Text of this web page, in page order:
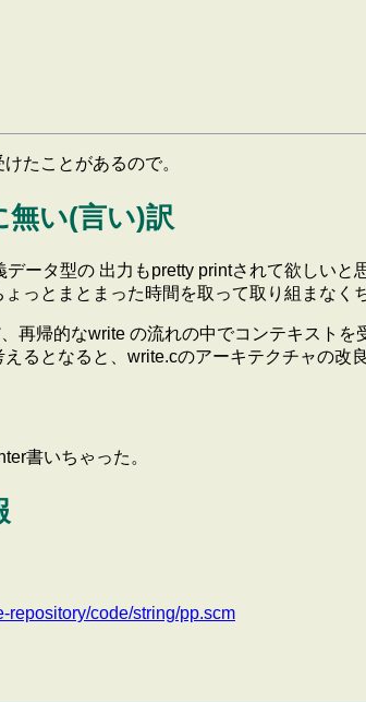
たことがあるので。
い(言い)訳
ータ型の 出力もpretty printされて欲しい
っとまとまった時間を取って取り組まなく
再帰的なwrite の流れの中でコンテキスト
るとなると、write.cのアーキテクチャの改
書いちゃった。
repository/code/string/pp.scm